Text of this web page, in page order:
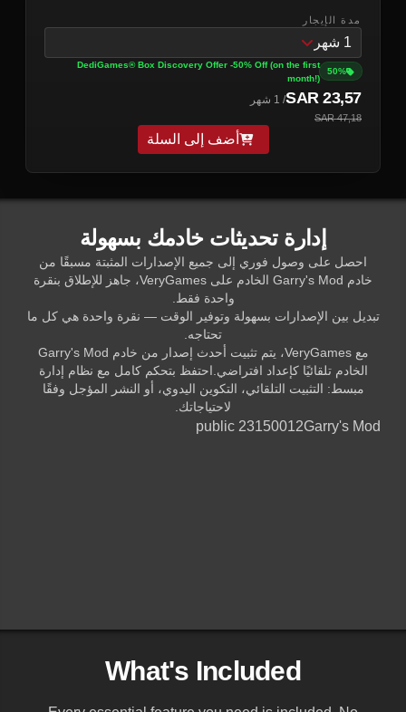
مدة الإيجار
50%
DediGames® Box Discovery Offer -50% Off (on the first
month!)
23,57 SAR / 1 شهر
أضف إلى السلة
إدارة تحديثات خادمك بسهولة
احصل على وصول فوري إلى جميع الإصدارات المثبتة مسبقًا من
خادم Garry's Mod الخادم على VeryGames، جاهز للإطلاق بنقرة
واحدة فقط.
تبديل بين الإصدارات بسهولة وتوفير الوقت — نقرة واحدة هي كل ما
تحتاجه.
مع VeryGames، يتم تثبيت أحدث إصدار من خادم Garry's Mod
الخادم تلقائيًا كإعداد افتراضي.احتفظ بتحكم كامل مع نظام إدارة
مبسط: التثبيت التلقائي، التكوين اليدوي، أو النشر المؤجل وفقًا
لاحتياجاتك.
Garry's Mod
public 23150012
What's Included